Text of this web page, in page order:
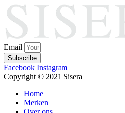
Email
Subscribe
Facebook Instagram
Copyright © 2021 Sisera
Home
Merken
Over ons